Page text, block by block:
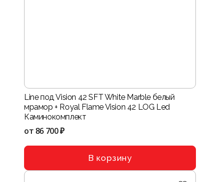
Line под Vision 42 SFT White Marble белый
мрамор + Royal Flame Vision 42 LOG Led
Каминокомплект
от 86 700 ₽
В корзину